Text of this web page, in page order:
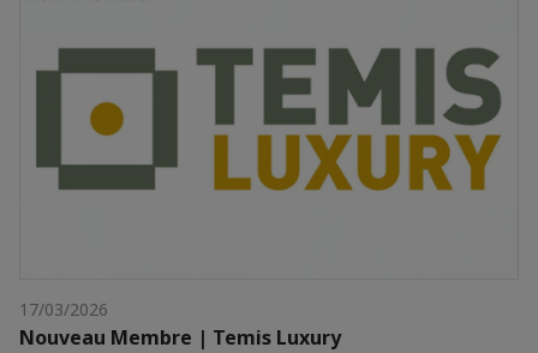
17/03/2026
Nouveau Membre | Temis Luxury